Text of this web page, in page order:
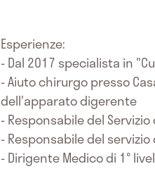
Esperienze:
- Dal 2017 specialista in
- Aiuto chirurgo presso
dell'apparato digerente
- Responsabile del
- Responsabile del
- Dirigente Medico di 1°